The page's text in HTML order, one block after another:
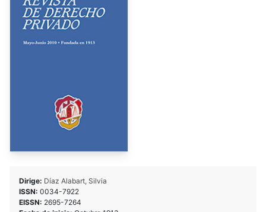
Dirige: Díaz Alabart, Silvia
ISSN: 0034-7922
EISSN: 2695-7264